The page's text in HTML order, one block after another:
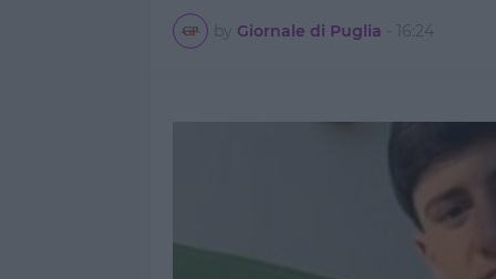
by Giornale di Puglia - 16:24